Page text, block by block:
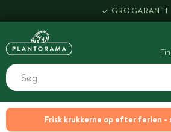
Frisk krukkerne op efter ferien -
HENT SAMME DAG